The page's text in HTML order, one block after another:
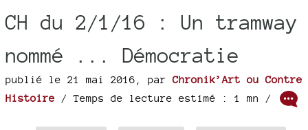
CH du 2/1/16 : Un tramway
nommé ... Démocratie
publié le 21 mai 2016 parChronik’Art ou Contre
Histoire / Temps de lecture estimé : 1 mn /